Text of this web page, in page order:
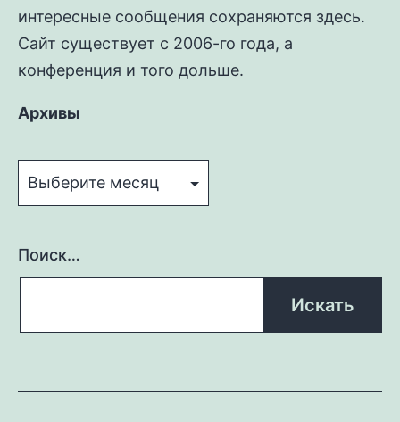
интересные сообщения сохраняются здесь.
Сайт существует с 2006-го года, а
конференция и того дольше.
Архивы
Поиск…